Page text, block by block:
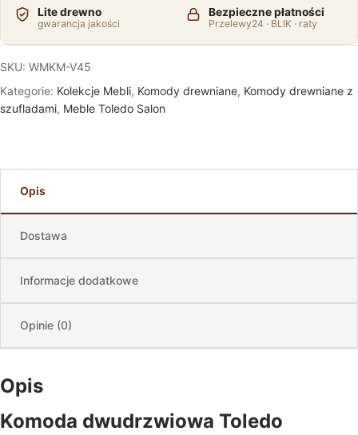
Lite drewno
gwarancja jakości
Bezpieczne płatności
Przelewy24 · BLIK · raty
SKU: WMKM-V45
Kategorie: Kolekcje Mebli, Komody drewniane, Komody drewniane z
szufladami, Meble Toledo Salon
Opis
Dostawa
Informacje dodatkowe
Opinie (0)
Opis
Komoda dwudrzwiowa Toledo